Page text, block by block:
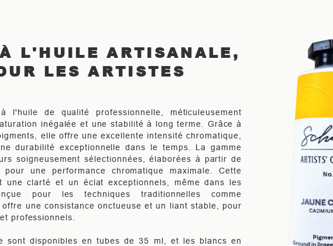
L'HUILE ARTISANALE,
LES ARTISTES
l'huile de qualité professionnelle, méticuleusement
inégalée et une stabilité à long terme. Grâce à
elle offre une excellente intensité chromatique,
durabilité exceptionnelle dans le temps. La gamme
soigneusement sélectionnées, élaborées à partir de
une performance chromatique maximale. Cette
une clarté et un éclat exceptionnels, même dans les
pour les techniques traditionnelles comme
une consistance onctueuse et un liant stable, pour
professionnels.
sont disponibles en tubes de 35 ml, et les blancs en